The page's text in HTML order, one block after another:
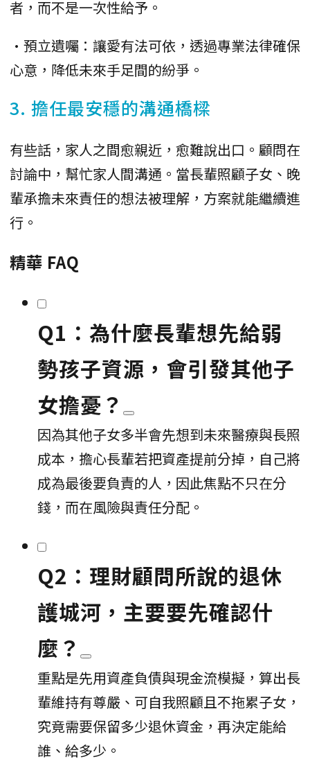
者，而不是一次性給予。
•預立遺囑：讓愛有法可依，透過專業法律確保
心意，降低未來手足間的紛爭。
3. 擔任最安穩的溝通橋樑
有些話，家人之間愈親近，愈難說出口。顧問在
討論中，幫忙家人間溝通。當長輩照顧子女、晚
輩承擔未來責任的想法被理解，方案就能繼續進
行。
精華 FAQ
Q1：為什麼長輩想先給弱
勢孩子資源，會引發其他子
女擔憂？
因為其他子女多半會先想到未來醫療與長照
成本，擔心長輩若把資產提前分掉，自己將
成為最後要負責的人，因此焦點不只在分
錢，而在風險與責任分配。
Q2：理財顧問所說的退休
護城河，主要要先確認什
麼？
重點是先用資產負債與現金流模擬，算出長
輩維持有尊嚴、可自我照顧且不拖累子女，
究竟需要保留多少退休資金，再決定能給
誰、給多少。